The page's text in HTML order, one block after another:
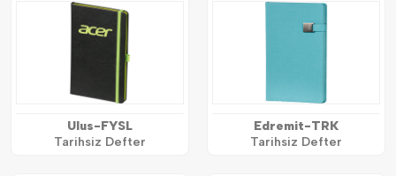
Ulus-FYSL
Tarihsiz Defter
Edremit-TRK
Tarihsiz Defter